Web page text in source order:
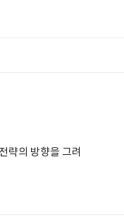
략의 방향을 그려